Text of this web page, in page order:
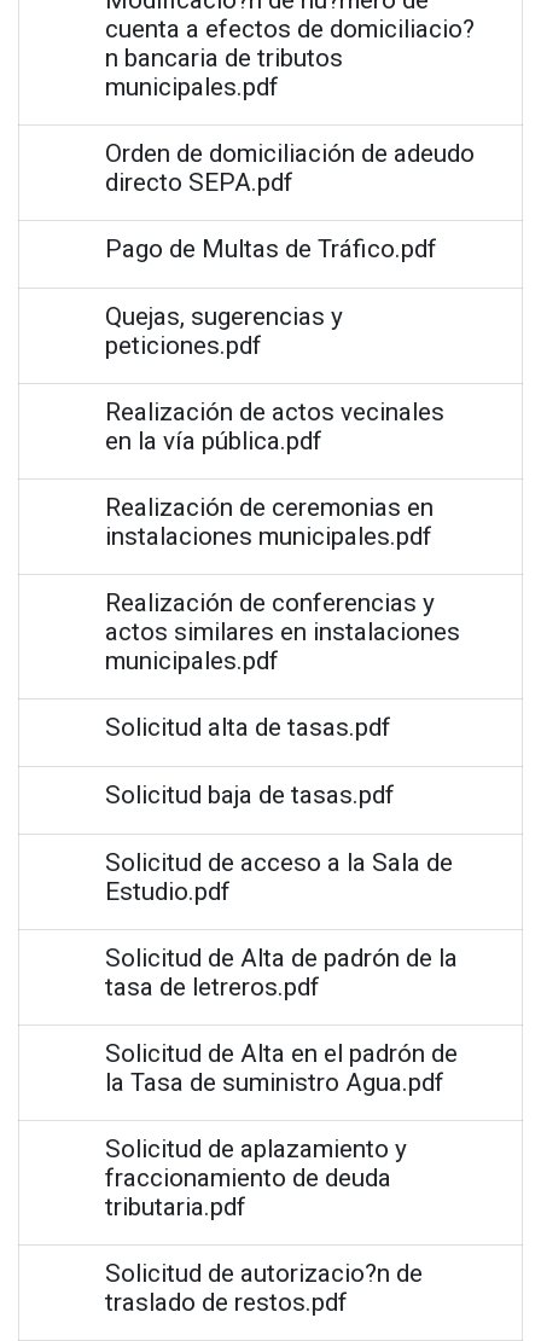
cuenta a efectos de domiciliacio?
n bancaria de tributos
municipales.pdf
Orden de domiciliación de adeudo
directo SEPA.pdf
Pago de Multas de Tráfico.pdf
Quejas, sugerencias y
peticiones.pdf
Realización de actos vecinales
en la vía pública.pdf
Realización de ceremonias en
instalaciones municipales.pdf
Realización de conferencias y
actos similares en instalaciones
municipales.pdf
Solicitud alta de tasas.pdf
Solicitud baja de tasas.pdf
Solicitud de acceso a la Sala de
Estudio.pdf
Solicitud de Alta de padrón de la
tasa de letreros.pdf
Solicitud de Alta en el padrón de
la Tasa de suministro Agua.pdf
Solicitud de aplazamiento y
fraccionamiento de deuda
tributaria.pdf
Solicitud de autorizacio?n de
traslado de restos.pdf